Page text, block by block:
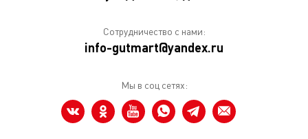
Сотрудничество с нами:
info-gutmart@yandex.ru
Мы в соц сетях: